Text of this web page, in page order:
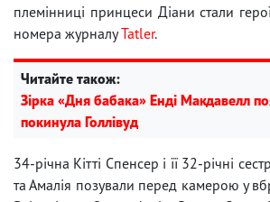
племінниці принцеси Діани стали
номера журналуTatler.
Читайте також:
Зірка «Дня бабака» Енді Макдавелл
покинула Голлівуд
34-річна Кітті Спенсер і її 32-річні
та Амалія позували перед камерою у